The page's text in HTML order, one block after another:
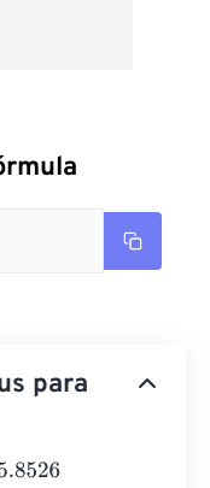
para